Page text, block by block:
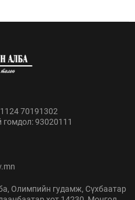
70191302
гомдол: 93020111
Олимпийн гудамж, Сүхбаатар